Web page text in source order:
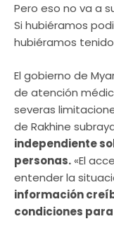
Pero eso no va a
Si hubiéramos
hubiéramos
El gobierno de
de atención
severas
de Rakhine
independiente
personas.«El
entender la
información
condiciones